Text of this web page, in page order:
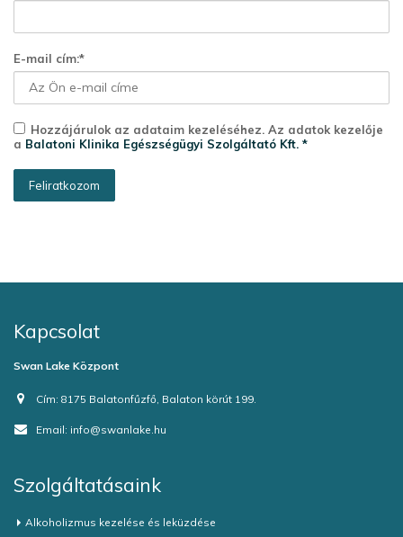
E-mail cím:*
Hozzájárulok az adataim kezeléséhez. Az adatok kezelője
a Balatoni Klinika Egészségügyi Szolgáltató Kft. *
Kapcsolat
Swan Lake Központ
Cím: 8175 Balatonfűzfő, Balaton körút 199.
Email: info@swanlake.hu
Szolgáltatásaink
Alkoholizmus kezelése és leküzdése